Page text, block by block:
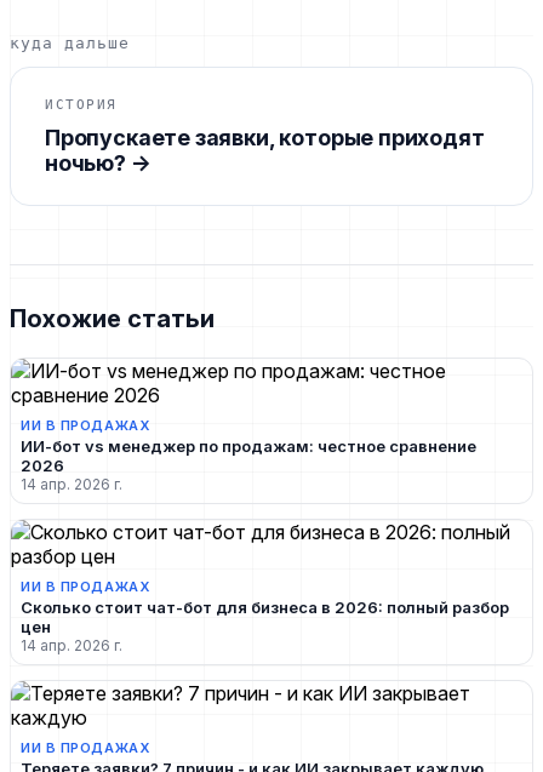
куда дальше
ИСТОРИЯ
Пропускаете заявки, которые приходят
ночью? →
Похожие статьи
ИИ В ПРОДАЖАХ
ИИ-бот vs менеджер по продажам: честное сравнение
2026
14 апр. 2026 г.
ИИ В ПРОДАЖАХ
Сколько стоит чат-бот для бизнеса в 2026: полный разбор
цен
14 апр. 2026 г.
ИИ В ПРОДАЖАХ